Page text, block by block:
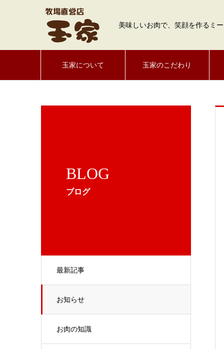
美味しいお肉で、笑顔を作るミ
玉家について 玉家のこだわり
BLOG
ブログ
最新記事
お知らせ
お肉の知識